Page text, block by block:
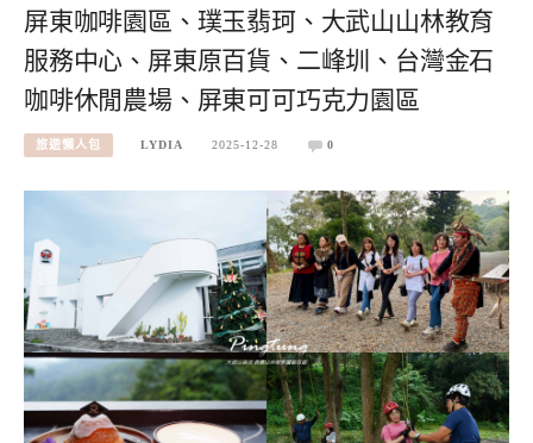
屏東咖啡園區、璞玉翡珂、大武山山林教育
服務中心、屏東原百貨、二峰圳、台灣金石
咖啡休閒農場、屏東可可巧克力園區
旅遊懶人包 LYDIA 2025-12-28 0